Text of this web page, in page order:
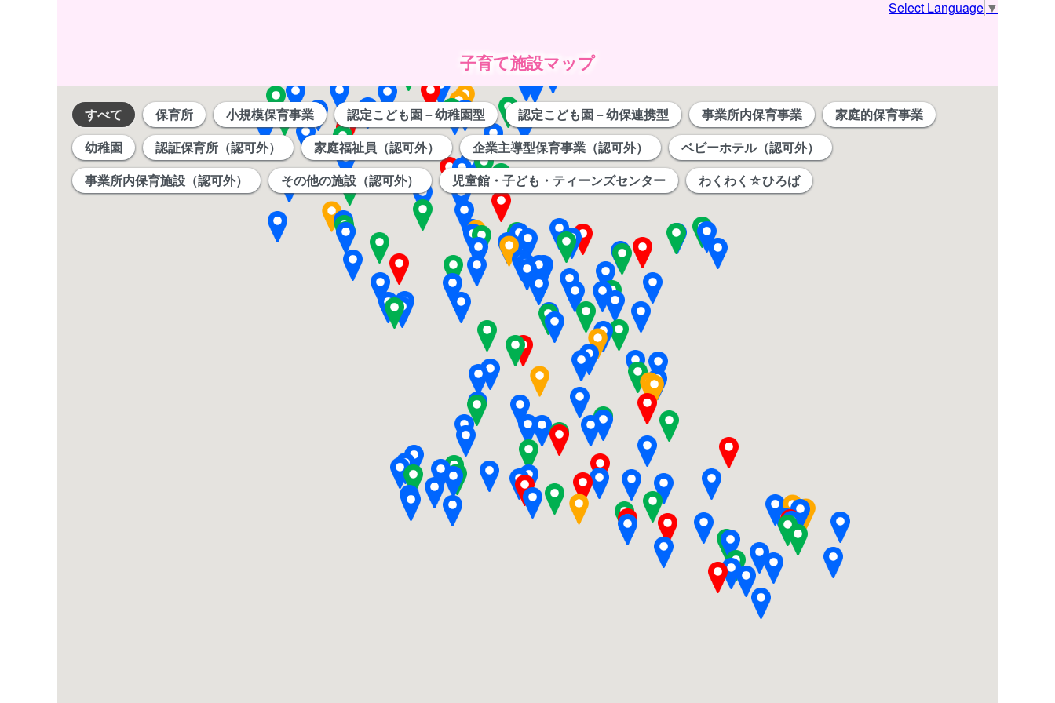
Select Language ▼
子育て施設マップ
すべて 保育所 小規模保育事業 認定こども園－幼稚園型 認定こども園－幼保連携型 事業所内保育事業 家庭的保育事業
幼稚園 認証保育所（認可外） 家庭福祉員（認可外） 企業主導型保育事業（認可外） ベビーホテル（認可外）
事業所内保育施設（認可外） その他の施設（認可外） 児童館・子ども・ティーンズセンター わくわく☆ひろば